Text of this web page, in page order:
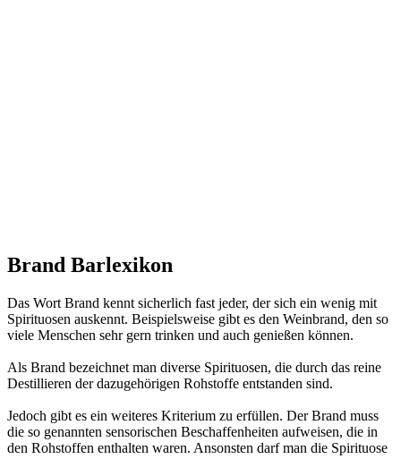
Brand Barlexikon
Das Wort Brand kennt sicherlich fast jeder, der sich ein wenig mit
Spirituosen auskennt. Beispielsweise gibt es den Weinbrand, den so
viele Menschen sehr gern trinken und auch genießen können.
Als Brand bezeichnet man diverse Spirituosen, die durch das reine
Destillieren der dazugehörigen Rohstoffe entstanden sind.
Jedoch gibt es ein weiteres Kriterium zu erfüllen. Der Brand muss
die so genannten sensorischen Beschaffenheiten aufweisen, die in
den Rohstoffen enthalten waren. Ansonsten darf man die Spirituose